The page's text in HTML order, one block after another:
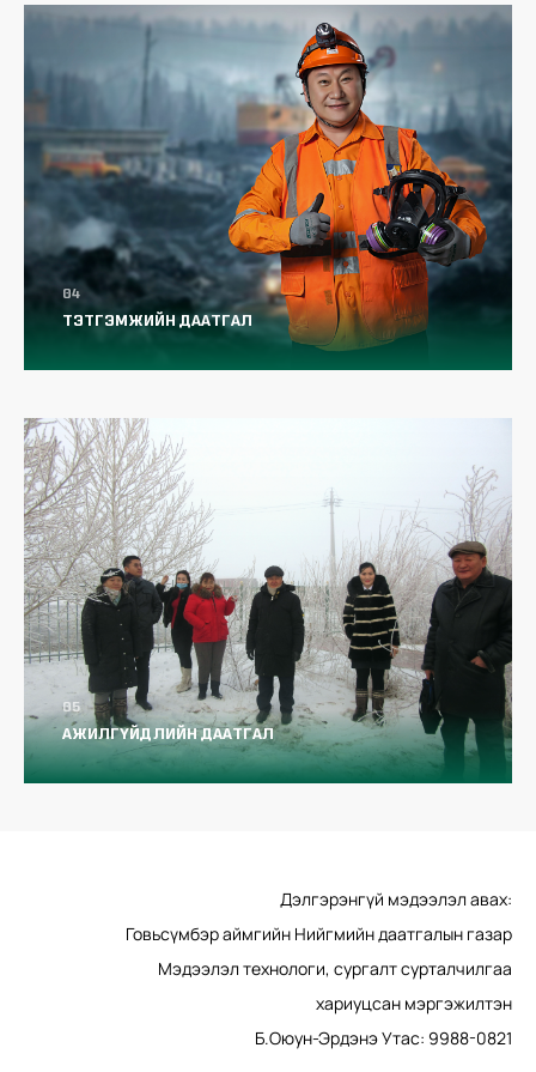
ТЭТГЭМЖИЙН ДААТГАЛ
АЖИЛГҮЙДЛИЙН ДААТГАЛ
Дэлгэрэнгүй мэдээлэл авах:
Говьсүмбэр аймгийн Нийгмийн даатгалын газар
Мэдээлэл технологи, сургалт сурталчилгаа
хариуцсан мэргэжилтэн
Б.Оюун-Эрдэнэ Утас: 9988-0821